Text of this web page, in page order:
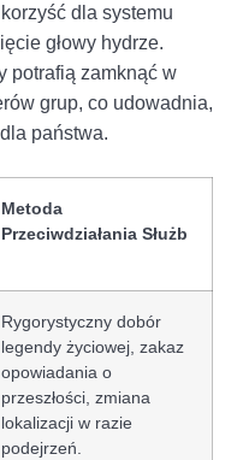
dla systemu
głowy hydrze.
potrafią zamknąć w
grup, co udowadnia,
państwa.
Metoda
Przeciwdziałania Służb
Rygorystyczny dobór
legendy życiowej, zakaz
opowiadania o
przeszłości, zmiana
lokalizacji w razie
podejrzeń.